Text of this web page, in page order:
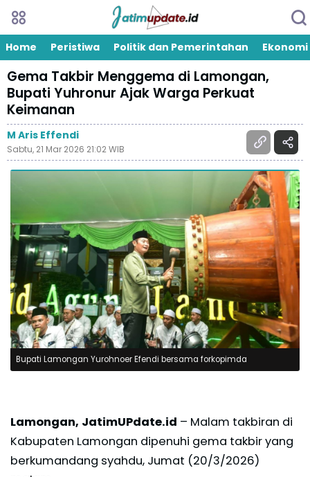
Home Peristiwa Politik dan Pemerintahan Ekonomi
Gema Takbir Menggema di Lamongan,
Bupati Yuhronur Ajak Warga Perkuat
Keimanan
M Aris Effendi
Sabtu, 21 Mar 2026 21:02 WIB
Bupati Lamongan Yurohnoer Efendi bersama forkopimda
Lamongan, JatimUPdate.id – Malam takbiran di
Kabupaten Lamongan dipenuhi gema takbir yang
berkumandang syahdu, Jumat (20/3/2026)